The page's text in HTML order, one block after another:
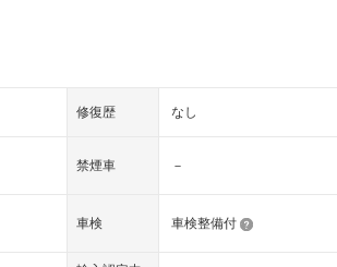
修復歴 なし
禁煙車 －
車検 車検整備付